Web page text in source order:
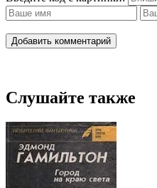
Добавить комментарий
Слушайте также